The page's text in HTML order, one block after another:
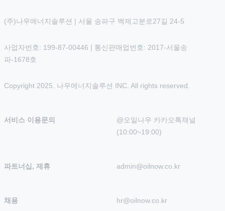
(주)나우에너지솔루션 | 서울 송파구 백제고분로27길 24-5
사업자번호: 199-87-00446 | 통신판매업번호: 2017-서울송
파-1678호
Copyright 2025. 나우에너지솔루션 INC. All rights reserved.
서비스 이용문의
@오일나우 카카오톡채널
(10:00~19:00)
파트너십, 제휴 admin@oilnow.co.kr
채용 hr@oilnow.co.kr